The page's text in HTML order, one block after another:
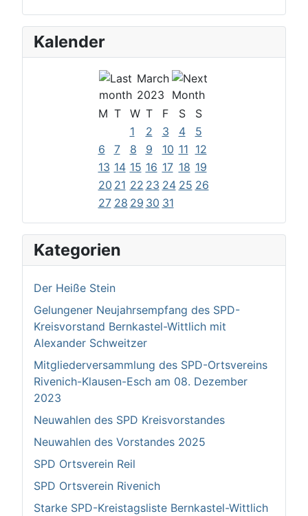
Kalender
March
2023
M T W T F S
S
1
2 3 4
5
6
7 8 9 10 11 12
13 14 15 16 17 18 19
20 21 22 23 24 25 26
27 28 29 30 31
Kategorien
Der Heiße Stein
Gelungener Neujahrsempfang des SPD-
Kreisvorstand Bernkastel-Wittlich mit
Alexander Schweitzer
Mitgliederversammlung des SPD-Ortsvereins
Rivenich-Klausen-Esch am 08. Dezember
2023
Neuwahlen des SPD Kreisvorstandes
Neuwahlen des Vorstandes 2025
SPD Ortsverein Reil
SPD Ortsverein Rivenich
Starke SPD-Kreistagsliste Bernkastel-Wittlich